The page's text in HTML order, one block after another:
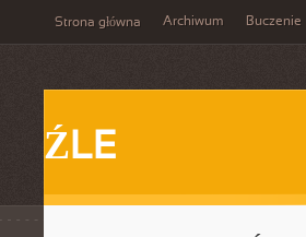
Strona główna Archiwum Buczenie
ŹLE